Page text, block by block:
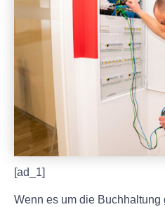
[ad_1]
Wenn es um die Buchhaltung